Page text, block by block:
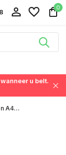
8
0
u belt.
A4...